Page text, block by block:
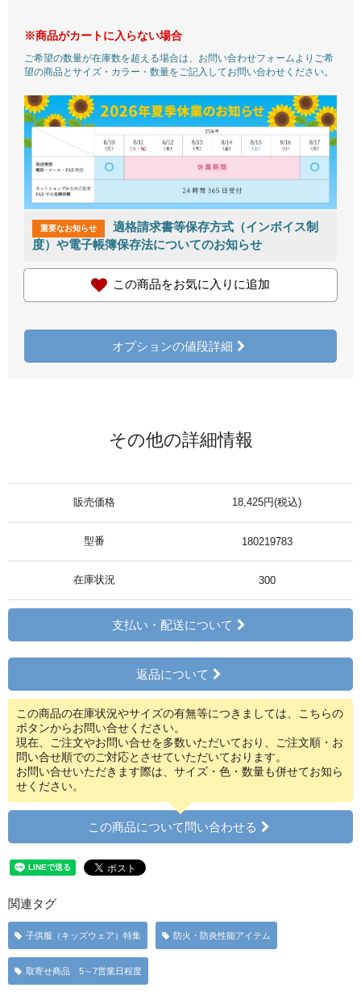
※商品がカートに入らない場合
ご希望の数量が在庫数を超える場合は、お問い合わせフォームよりご希
望の商品とサイズ・カラー・数量をご記入してお問い合わせください。
重要なお知らせ
適格請求書等保存方式（インボイス制
度）や電子帳簿保存法についてのお知らせ
この商品をお気に入りに追加
オプションの値段詳細
その他の詳細情報
販売価格 18,425円(税込)
型番 180219783
在庫状況 300
支払い・配送について
返品について
この商品の在庫状況やサイズの有無等につきましては、こちらの
ボタンからお問い合せください。
現在、ご注文やお問い合せを多数いただいており、ご注文順・お
問い合せ順でのご対応とさせていただいております。
お問い合せいただきます際は、サイズ・色・数量も併せてお知ら
せください。
この商品について問い合わせる
関連タグ
子供服（キッズウェア）特集 防火・防炎性能アイテム
取寄せ商品 5～7営業日程度